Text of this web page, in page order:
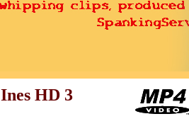
Ines HD 3